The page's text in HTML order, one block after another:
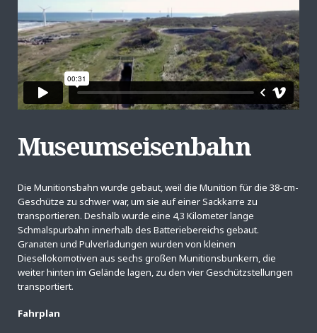
Museumseisenbahn
Die Munitionsbahn wurde gebaut, weil die Munition für die 38-cm-
Geschütze zu schwer war, um sie auf einer Sackkarre zu
transportieren. Deshalb wurde eine 4,3 Kilometer lange
Schmalspurbahn innerhalb des Batteriebereichs gebaut.
Granaten und Pulverladungen wurden von kleinen
Diesellokomotiven aus sechs großen Munitionsbunkern, die
weiter hinten im Gelände lagen, zu den vier Geschützstellungen
transportiert.
Fahrplan